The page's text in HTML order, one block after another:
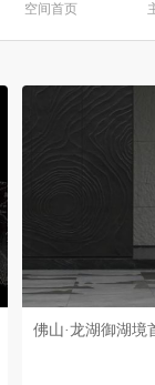
空间首页
佛山·龙湖御湖境